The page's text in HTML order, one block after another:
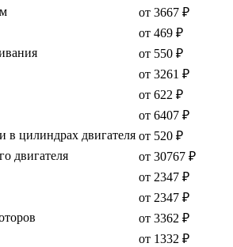
от 3667 ₽
от 469 ₽
от 550 ₽
от 3261 ₽
от 622 ₽
от 6407 ₽
в цилиндрах двигателя от 520 ₽
двигателя
от 30767 ₽
от 2347 ₽
от 2347 ₽
от 3362 ₽
от 1332 ₽